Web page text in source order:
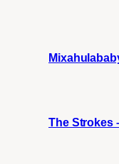
The Strokes